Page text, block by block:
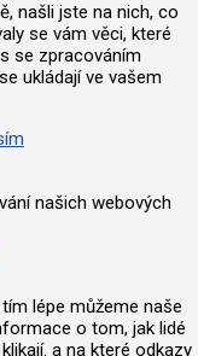
našli jste na nich, co
se vám věci, které
se zpracováním
ukládají ve vašem
našich webových
lépe můžeme naše
o tom, jak lidé
a na které odkazy